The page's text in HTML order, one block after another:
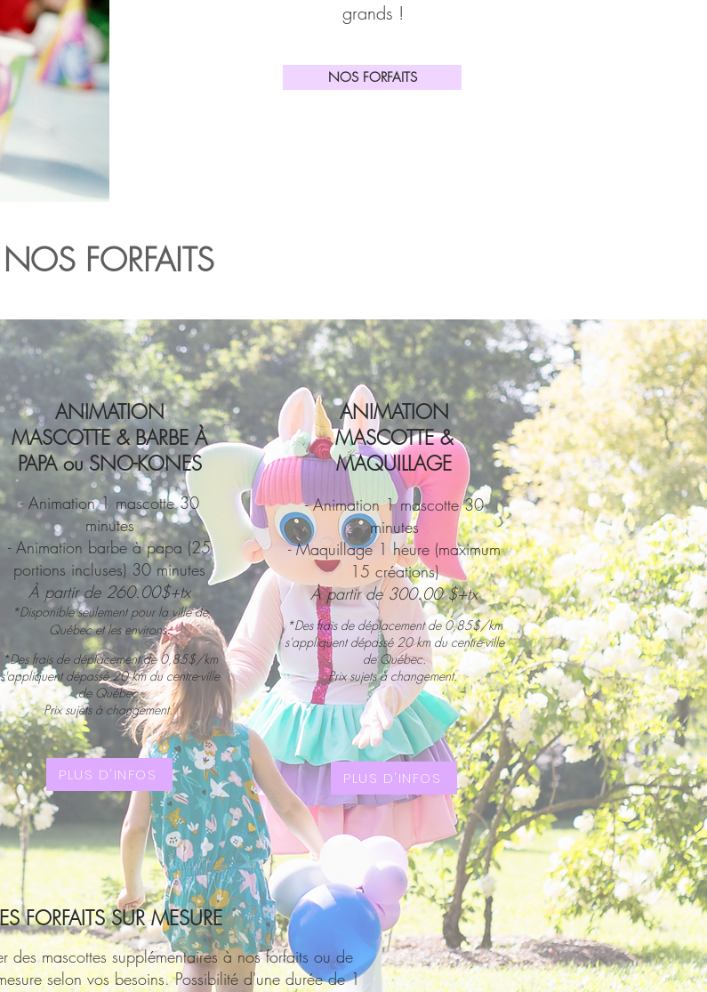
grands !
NOS FORFAITS
NOS FORFAITS
ANIMATION
MASCOTTE & BARBE À
PAPA ou SNO-KONES
- Animation 1 mascotte 30
minutes
- Animation barbe à papa (25
portions incluses) 30 minutes
À partir de 260.00$+tx
*Disponible seulement pour la ville de
Québec et les environs.
*Des frais de déplacement de 0,85$/km
s'appliquent dépassé 20 km du centre-ville
de Québec.
Prix sujets à changement.
PLUS D'INFOS
ANIMATION
MASCOTTE &
MAQUILLAGE
- Animation 1 mascotte 30
minutes
- Maquillage 1 heure (maximum
15 créations)
À partir de 300.00 $+tx
*Des frais de déplacement de 0,85$/km
s'appliquent dépassé 20 km du centre-ville
de Québec.
Prix sujets à changement.
PLUS D'INFOS
FORFAITS SUR MESURE
des mascottes supplémentaires à nos forfaits ou de
selon vos besoins. Possibilité d'une durée de 1